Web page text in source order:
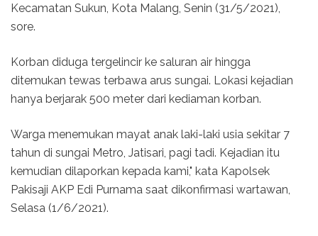
Kecamatan Sukun, Kota Malang, Senin (31/5/2021),
sore.
Korban diduga tergelincir ke saluran air hingga
ditemukan tewas terbawa arus sungai. Lokasi kejadian
hanya berjarak 500 meter dari kediaman korban.
Warga menemukan mayat anak laki-laki usia sekitar 7
tahun di sungai Metro, Jatisari, pagi tadi. Kejadian itu
kemudian dilaporkan kepada kami," kata Kapolsek
Pakisaji AKP Edi Purnama saat dikonfirmasi wartawan,
Selasa (1/6/2021).